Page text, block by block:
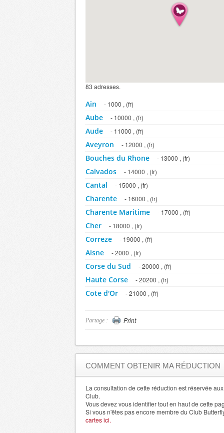
83 adresses.
Ain - 1000 , (fr)
Aube - 10000 , (fr)
Aude - 11000 , (fr)
Aveyron - 12000 , (fr)
Bouches du Rhone - 13000 , (fr)
Calvados - 14000 , (fr)
Cantal - 15000 , (fr)
Charente - 16000 , (fr)
Charente Maritime - 17000 , (fr)
Cher - 18000 , (fr)
Correze - 19000 , (fr)
Aisne - 2000 , (fr)
Corse du Sud - 20000 , (fr)
Haute Corse - 20200 , (fr)
Cote d'Or - 21000 , (fr)
Dordogne - 24000 , (fr)
Gard - 30000 , (fr)
Haute Garonne
Gers - 32000 , (fr)
Gironde - 33000 , (fr)
Herault - 34000 , (fr)
Ille et Vilaine - 35000 , (fr)
Partage : Print
COMMENT OBTENIR MA RÉDUCTION
La consultation de cette réduction est réservée
Club.
Vous devez vous identifier tout en haut de cette
Si vous n'êtes pas encore membre du Club
cartes ici.